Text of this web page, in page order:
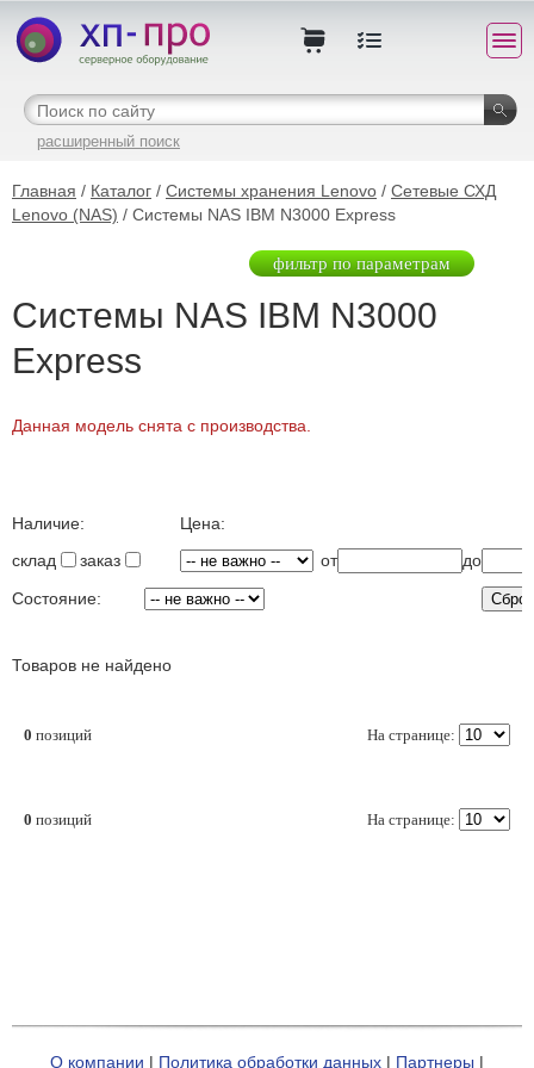
расширенный поиск
Главная / Каталог / Системы хранения Lenovo / Сетевые СХД
Lenovo (NAS) / Системы NAS IBM N3000 Express
фильтр по параметрам
Системы NAS IBM N3000
Express
Данная модель снята с производства.
Наличие:
Цена:
склад
заказ от
до
Состояние:
Товаров не найдено
0 позиций На странице:
0 позиций На странице:
О компании | Политика обработки данных | Партнеры |